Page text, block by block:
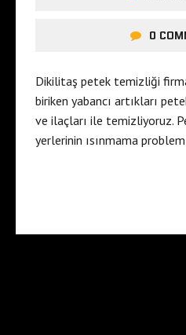
0
Dikilitaş petek temizliği
biriken yabancı artıkları
ve ilaçları ile temizliyoruz.
yerlerinin ısınmama